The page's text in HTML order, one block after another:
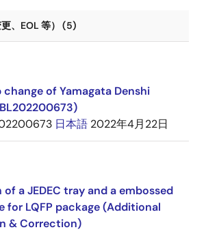
、EOL 等） (5)
change of Yamagata Denshi
日本語 2022年4月22日
a JEDEC tray and a embossed
for LQFP package (Additional
& Correction)